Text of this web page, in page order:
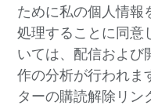
ために私の個人情報
処理することに同意
いては、配信および
作の分析が行われま
ターの購読解除リン